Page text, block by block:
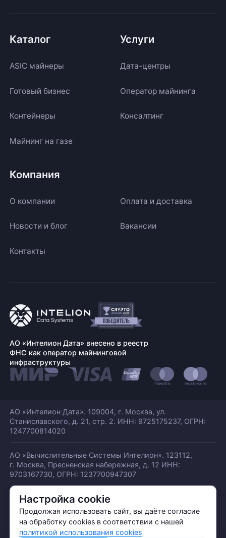
Настройка cookie
Продолжая использовать сайт, вы даёте согласие
на обработку cookies в соответствии с нашей
политикой использования cookies
Каталог
ASIC майнеры
Готовый бизнес
Контейнеры
Майнинг на газе
Услуги
Дата-центры
Оператор майнинга
Консалтинг
Компания
О компании Оплата и доставка
Новости и блог Вакансии
Контакты
АО «Интелион Дата» внесено в реестр
ФНС как оператор майнинговой
инфраструктуры
АО «Интелион Дата». 109004, г. Москва, ул.
Станиславского, д. 21, стр. 2. ИНН: 9725175237, ОГРН:
1247700814020
АО «Вычислительные Системы Интелион». 123112,
г. Москва, Пресненская набережная, д. 12 ИНН:
9703167730, ОГРН: 1237700947307
© АО «ИНТЕЛИОН ДАТА» 2026
Политика обработки ПДн
Политика конфиденциальности
Политика использования куки